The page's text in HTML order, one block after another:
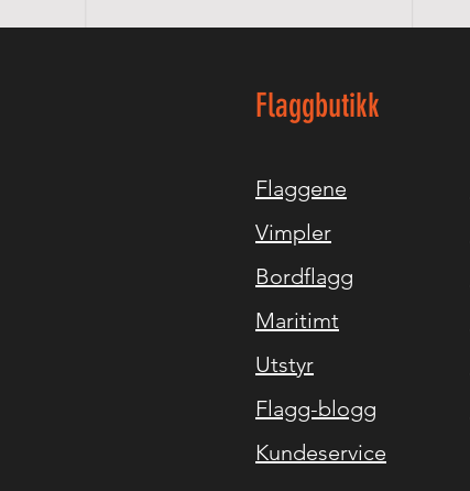
Flaggbutikk
Flaggene
Vimpler
Bordflagg
Maritimt
Utstyr
Flagg-blogg
Kundeservice